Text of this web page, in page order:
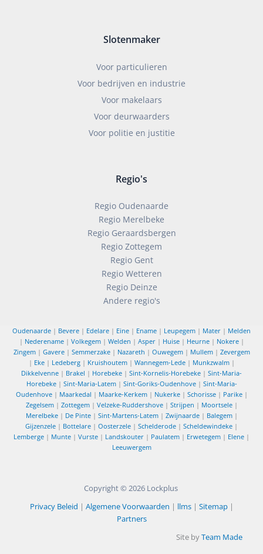
Slotenmaker
Voor particulieren
Voor bedrijven en industrie
Voor makelaars
Voor deurwaarders
Voor politie en justitie
Regio's
Regio Oudenaarde
Regio Merelbeke
Regio Geraardsbergen
Regio Zottegem
Regio Gent
Regio Wetteren
Regio Deinze
Andere regio's
Oudenaarde | Bevere | Edelare | Eine | Ename | Leupegem | Mater | Melden
| Nederename| Volkegem| Welden | Asper| Huise| Heurne| Nokere|
Zingem| Gavere| Semmerzake| Nazareth | Ouwegem| Mullem| Zevergem
| Eke| Ledeberg| Kruishoutem| Wannegem-Lede| Munkzwalm|
Dikkelvenne | Brakel | Horebeke | Sint-Kornelis-Horebeke | Sint-Maria-
Horebeke| Sint-Maria-Latem| Sint-Goriks-Oudenhove| Sint-Maria-
Oudenhove| Maarkedal | Maarke-Kerkem| Nukerke| Schorisse| Parike|
Zegelsem| Zottegem| Velzeke-Ruddershove| Strijpen | Moortsele|
Merelbeke| De Pinte| Sint-Martens-Latem| Zwijnaarde| Balegem|
Gijzenzele | Bottelare | Oosterzele | Schelderode | Scheldewindeke |
Lemberge | Munte | Vurste | Landskouter | Paulatem | Erwetegem | Elene |
Leeuwergem
Copyright © 2026 Lockplus
Privacy Beleid | Algemene Voorwaarden | llms| Sitemap|
Partners
Site byTeam Made